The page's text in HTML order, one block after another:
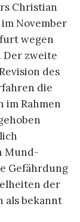
Christian
November
wegen
Der zweite
des
die
im Rahmen
Mund-
Gefährdung
der
als bekannt